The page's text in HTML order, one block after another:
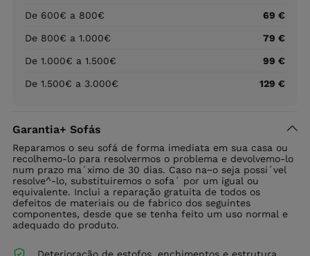
De 600€ a 800€ 69 €
De 800€ a 1.000€ 79 €
De 1.000€ a 1.500€ 99 €
De 1.500€ a 3.000€ 129 €
Garantia+ Sofás
Reparamos o seu sofá de forma imediata em sua casa ou
recolhemo-lo para resolvermos o problema e devolvemo-lo
num prazo ma´ximo de 30 dias. Caso na~o seja possi´vel
resolve^-lo, substituiremos o sofa´ por um igual ou
equivalente. Inclui a reparação gratuita de todos os
defeitos de materiais ou de fabrico dos seguintes
componentes, desde que se tenha feito um uso normal e
adequado do produto.